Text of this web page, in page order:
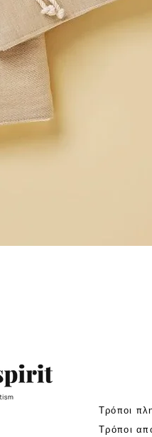
Τρόποι
Τρόποι